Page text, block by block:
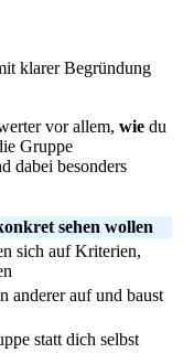
klarer Begründung
vor allem, wie du
Gruppe
dabei besonders
sehen wollen
sich auf Kriterien,
anderer auf und baust
statt dich selbst